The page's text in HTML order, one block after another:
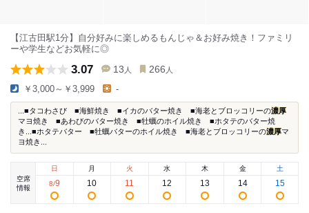
【江古田駅1分】自分好みに楽しめるもんじゃ＆お好み焼き！ファミリ
ーや学生などお気軽に◎
3.07 13 人 266 人
￥3,000～￥3,999 -
...■タコわさび ■海鮮焼き ■イカのバター焼き ■海老とブロッコリーの濃厚
マヨ焼き ■あわびのバター焼き ■牡蠣のホイル焼き ■ホタテのバター焼
き...■ホタテバター ■牡蠣バターのホイル焼き ■海老とブロッコリーの濃厚マ
ヨ焼き...
空席
情報
日
8/9
月
10
火
11
水
12
木
13
金
14
土
15